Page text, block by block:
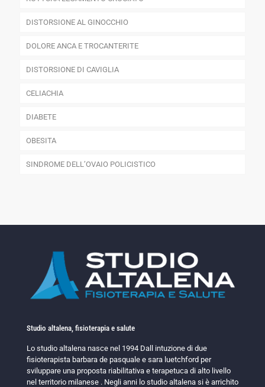
DISTORSIONE AL GINOCCHIO
DOLORE ANCA E TROCANTERITE
DISTORSIONE DI CAVIGLIA
CELIACHIA
DIABETE
OBESITA
SINDROME DELL’OVAIO POLICISTICO
Studio altalena, fisioterapia e salute
Lo studio altalena nasce nel 1994 Dall intuzione di due
fisioterapista barbara de pasquale e sara luetchford per
sviluppare una proposta riabilitativa e terapetuca di alto livello
nel territorio milanese . Negli anni lo studio altalena si è arrichito